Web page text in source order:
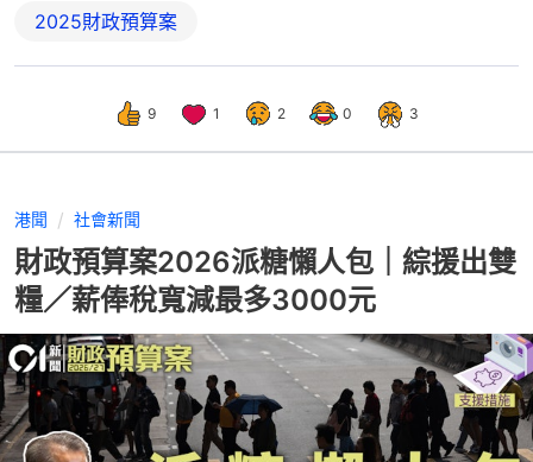
2025財政預算案
9 1 2 0 3
港聞 社會新聞
財政預算案2026派糖懶人包｜綜援出雙
糧／薪俸稅寬減最多3000元